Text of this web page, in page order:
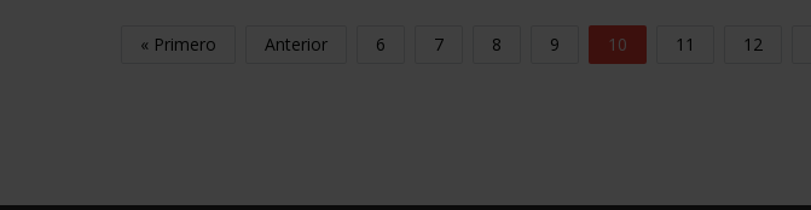
« Primero Anterior 6 7 8 9 10 11 12